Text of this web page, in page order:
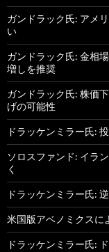
ガンドラック氏: アメ
い
ガンドラック氏: 金相
増しを推奨
ガンドラック氏: 株価
げの可能性
ドラッケンミラー氏:
ソロスファンド: イラ
く
ドラッケンミラー氏:
米国版アベノミクスに
ドラッケンミラー氏: